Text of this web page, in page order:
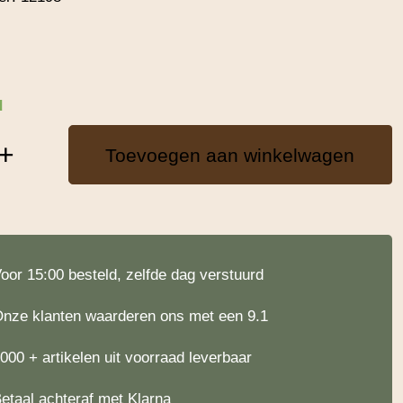
Toevoegen aan winkelwagen
15:00 besteld, zelfde dag verstuurd
klanten waarderen ons met een 9.1
+ artikelen uit voorraad leverbaar
achteraf met Klarna